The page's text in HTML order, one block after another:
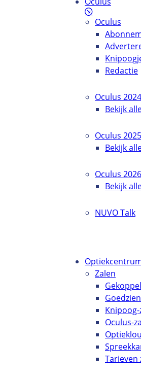
Oculus
Redactie
Oculus 2024
Bekijk
Oculus 2025
Bekijk
Oculus 2026
Bekijk
NUVO Talk
Zalen
Knipoog-
Oculus-
Tarieven